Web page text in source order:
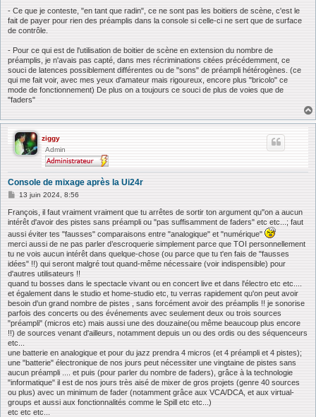
- Ce que je conteste, "en tant que radin", ce ne sont pas les boitiers de scène, c'est le
fait de payer pour rien des préamplis dans la console si celle-ci ne sert que de surface
de contrôle.
- Pour ce qui est de l'utilisation de boitier de scène en extension du nombre de
préamplis, je n'avais pas capté, dans mes récriminations citées précédemment, ce
souci de latences possiblement différentes ou de "sons" de préampli hétérogènes. (ce
qui me fait voir, avec mes yeux d'amateur mais rigoureux, encore plus "bricolo" ce
mode de fonctionnement) De plus on a toujours ce souci de plus de voies que de
"faders"
ziggy
Admin
Console de mixage après la Ui24r
M
s
s
g
e
13 juin 2024, 8:56
François, il faut vraiment vraiment que tu arrêtes de sortir ton argument qu''on a aucun
intérêt d'avoir des pistes sans préampli ou "pas suffisamment de faders" etc etc...; faut
aussi éviter tes "fausses" comparaisons entre "analogique" et "numérique"
merci aussi de ne pas parler d’escroquerie simplement parce que TOI personnellement
tu ne vois aucun intérêt dans quelque-chose (ou parce que tu t'en fais de "fausses
idées" !!) qui seront malgré tout quand-même nécessaire (voir indispensible) pour
d'autres utilisateurs !!
quand tu bosses dans le spectacle vivant ou en concert live et dans l'électro etc etc....
et également dans le studio et home-studio etc, tu verras rapidement qu'on peut avoir
besoin d'un grand nombre de pistes , sans forcément avoir des préamplis !! je sonorise
parfois des concerts ou des événements avec seulement deux ou trois sources
"préampli" (micros etc) mais aussi une des douzaine(ou même beaucoup plus encore
!!) de sources venant d'ailleurs, notamment depuis un ou des ordis ou des séquenceurs
etc...
une batterie en analogique et pour du jazz prendra 4 micros (et 4 préampli et 4 pistes);
une "batterie" électronique de nos jours peut nécessiter une vingtaine de pistes sans
aucun préampli .... et puis (pour parler du nombre de faders), grâce à la technologie
"informatique" il est de nos jours très aisé de mixer de gros projets (genre 40 sources
ou plus) avec un minimum de fader (notamment grâce aux VCA/DCA, et aux virtual-
groups et aussi aux fonctionnalités comme le Spill etc etc...)
etc etc etc...